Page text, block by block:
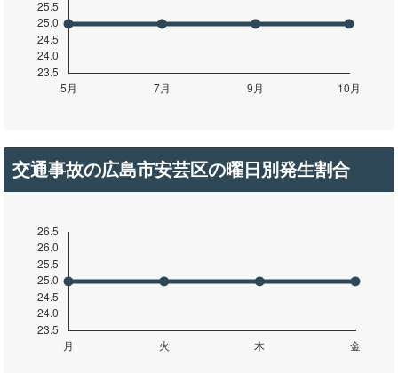
交通事故の広島市安芸区の曜日別発生割合